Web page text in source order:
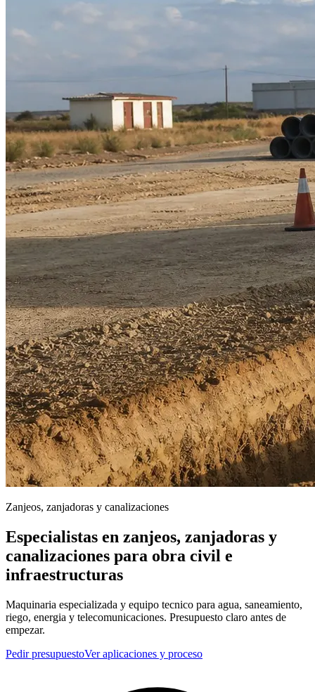
Zanjeos, zanjadoras y canalizaciones
Especialistas en zanjeos, zanjadoras y
canalizaciones para obra civil e
infraestructuras
Maquinaria especializada y equipo tecnico para agua, saneamiento,
riego, energia y telecomunicaciones. Presupuesto claro antes de
empezar.
Pedir presupuestoVer aplicaciones y proceso